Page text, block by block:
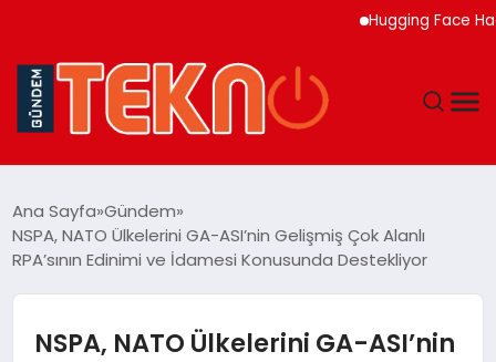
Hugging Face
GÜNDEM
Ana Sayfa Gündem
NSPA, NATO Ülkelerini GA-ASI’nin Gelişmiş Çok Alanlı
RPA’sının Edinimi ve İdamesi Konusunda Destekliyor
NSPA, NATO Ülkelerini GA-ASI’nin